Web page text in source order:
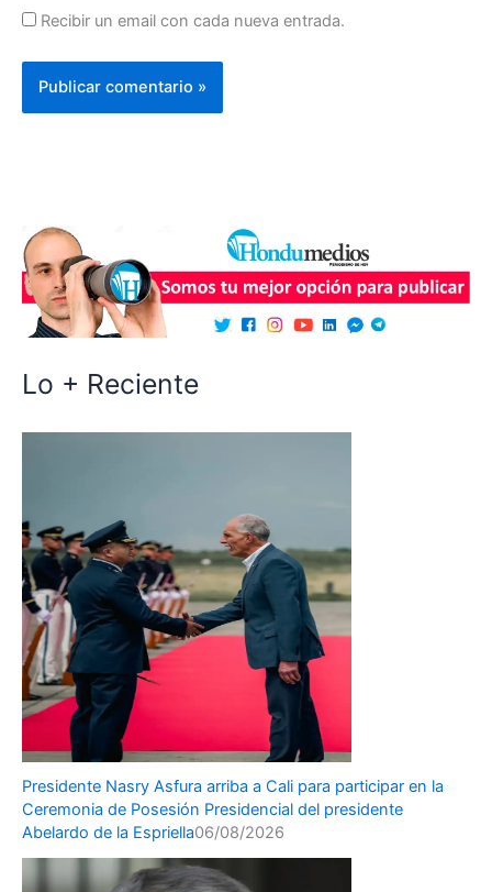
Recibir un email con cada nueva entrada.
Lo + Reciente
Presidente Nasry Asfura arriba a Cali para participar en la
Ceremonia de Posesión Presidencial del presidente
Abelardo de la Espriella06/08/2026